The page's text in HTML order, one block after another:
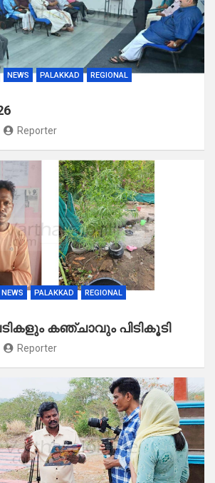
NEWS PALAKKAD REGIONAL
Reporter
NEWS PALAKKAD REGIONAL
കഞ്ചാവും പിടികൂടി
Reporter